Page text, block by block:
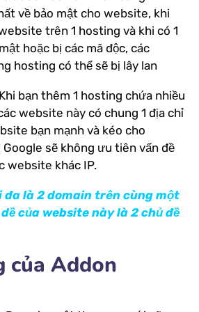
về bảo mật cho website, khi
trên 1 hosting và khi có 1
hoặc bị các mã độc, các
hosting có thể sẽ bị lây lan
bạn thêm 1 hosting chứa nhiều
website này có chung 1 địa chỉ
bạn mạnh và kéo cho
sẽ không ưu tiên vấn đề
website khác IP.
đa là 2 domain trên cùng một
của website này là 2 chủ đề
của Addon